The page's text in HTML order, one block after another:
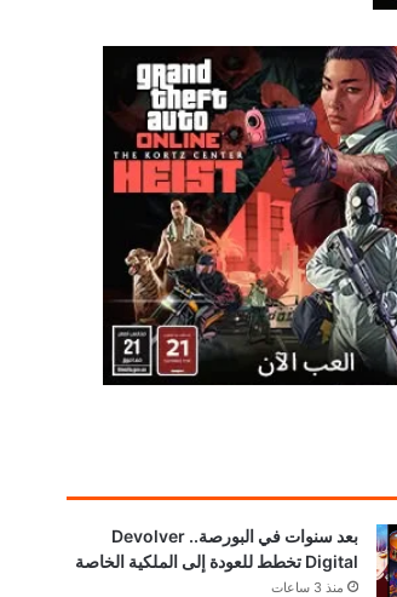
بعد سنوات في البورصة.. Devolver
Digital تخطط للعودة إلى الملكية الخاصة
منذ 3 ساعات